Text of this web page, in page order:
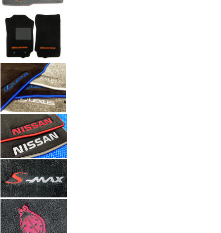
Автоковрики с вышивкой по индивидуальному заказу. Работы
Введите размеры вышивки
Размер (см)
Кол-во
Стоимость
2 100 руб.
Оформить заказ
Звоните:
купить коврик в машину.
Наши работы